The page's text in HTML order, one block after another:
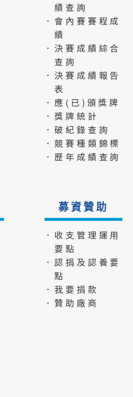
績查詢
．會內賽賽程成
績
．決賽成績綜合
查詢
．決賽成績報告
表
．應(已)頒獎牌
．獎牌統計
．破紀錄查詢
．競賽種類錦標
．歷年成績查詢
募資贊助
．收支管理運用
要點
．認捐及認養要
點
．我要捐款
．贊助廠商